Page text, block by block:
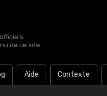
de ce site.
Aide Contexte